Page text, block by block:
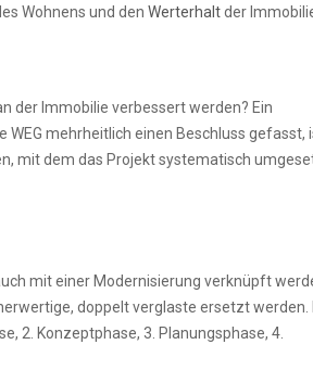
Wohnens und den Werterhaltder
der Immobilie verbessert werden? Ein
mehrheitlich einen Beschluss gefasst,
mit dem das Projekt systematisch
mit einer Modernisierung verknüpft
doppelt verglaste ersetzt werden.
2. Konzeptphase, 3. Planungsphase, 4.